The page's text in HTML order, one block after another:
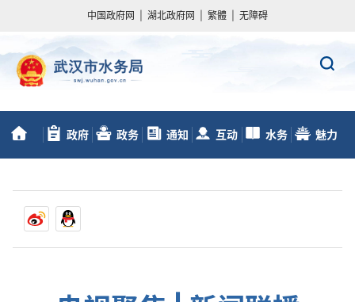
中国政府网 湖北政府网 繁體 无障碍
政府 政务 通知 互动 水务 魅力